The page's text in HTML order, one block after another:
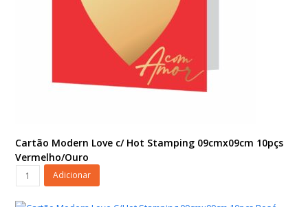
Cartão Modern Love c/ Hot Stamping 09cmx09cm 10pçs
Vermelho/Ouro
Cartão
Modern
Love
Adicionar